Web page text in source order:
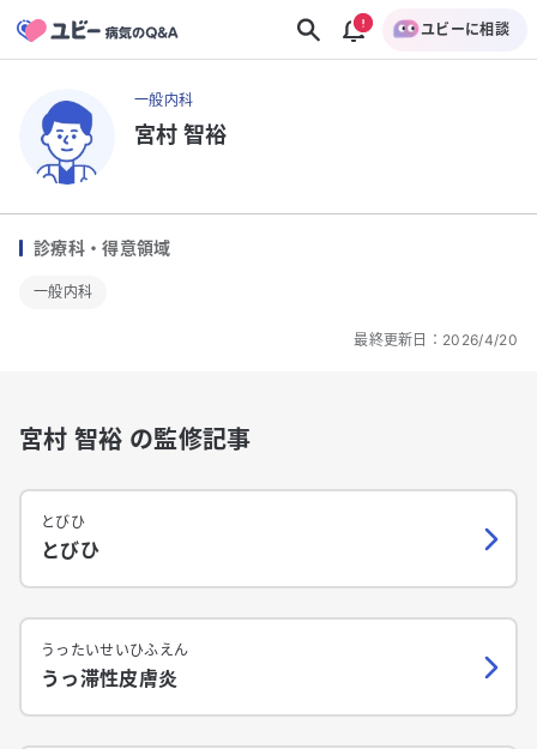
ユビーに相談
一般内科
宮村 智裕
診療科・得意領域
一般内科
最終更新日： 2026/4/20
宮村 智裕 の監修記事
とびひ
とびひ
うったいせいひふえん
うっ滞性皮膚炎